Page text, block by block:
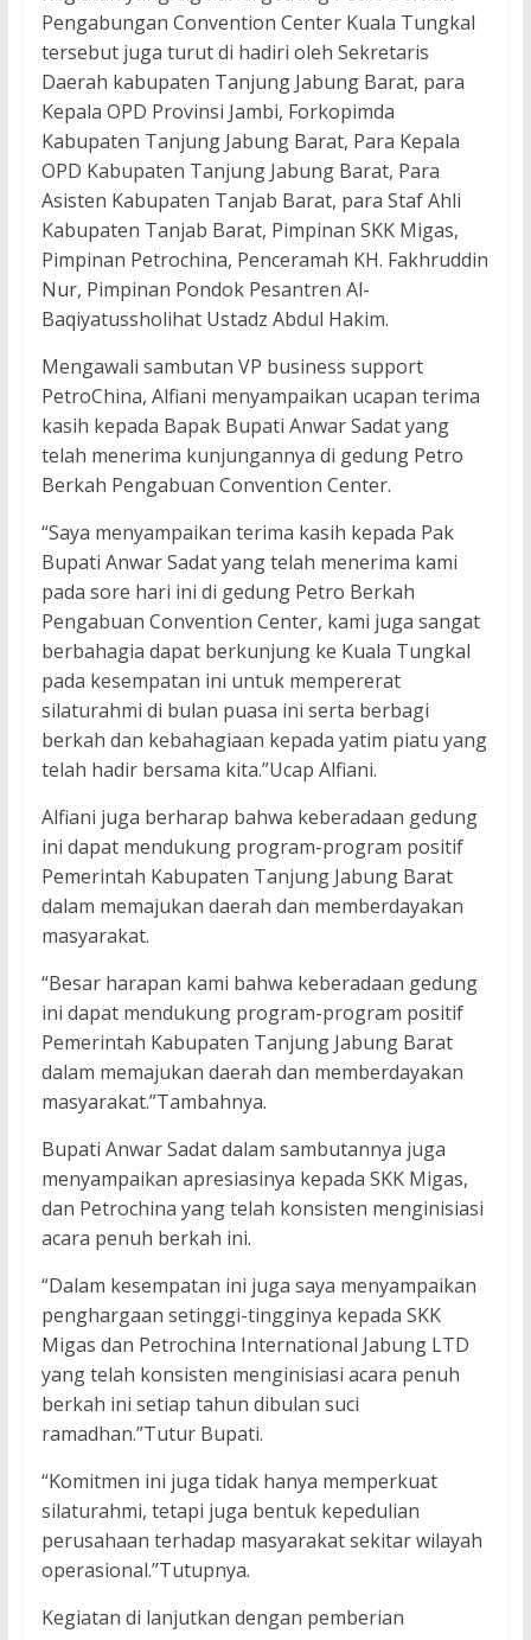
Pengabungan Convention Center Kuala Tungkal
tersebut juga turut di hadiri oleh Sekretaris
Daerah kabupaten Tanjung Jabung Barat, para
Kepala OPD Provinsi Jambi, Forkopimda
Kabupaten Tanjung Jabung Barat, Para Kepala
OPD Kabupaten Tanjung Jabung Barat, Para
Asisten Kabupaten Tanjab Barat, para Staf Ahli
Kabupaten Tanjab Barat, Pimpinan SKK Migas,
Pimpinan Petrochina, Penceramah KH. Fakhruddin
Nur, Pimpinan Pondok Pesantren Al-
Baqiyatussholihat Ustadz Abdul Hakim.
Mengawali sambutan VP business support
PetroChina, Alfiani menyampaikan ucapan terima
kasih kepada Bapak Bupati Anwar Sadat yang
telah menerima kunjungannya di gedung Petro
Berkah Pengabuan Convention Center.
“Saya menyampaikan terima kasih kepada Pak
Bupati Anwar Sadat yang telah menerima kami
pada sore hari ini di gedung Petro Berkah
Pengabuan Convention Center, kami juga sangat
berbahagia dapat berkunjung ke Kuala Tungkal
pada kesempatan ini untuk mempererat
silaturahmi di bulan puasa ini serta berbagi
berkah dan kebahagiaan kepada yatim piatu yang
telah hadir bersama kita.”Ucap Alfiani.
Alfiani juga berharap bahwa keberadaan gedung
ini dapat mendukung program-program positif
Pemerintah Kabupaten Tanjung Jabung Barat
dalam memajukan daerah dan memberdayakan
masyarakat.
“Besar harapan kami bahwa keberadaan gedung
ini dapat mendukung program-program positif
Pemerintah Kabupaten Tanjung Jabung Barat
dalam memajukan daerah dan memberdayakan
masyarakat.”Tambahnya.
Bupati Anwar Sadat dalam sambutannya juga
menyampaikan apresiasinya kepada SKK Migas,
dan Petrochina yang telah konsisten menginisiasi
acara penuh berkah ini.
“Dalam kesempatan ini juga saya menyampaikan
penghargaan setinggi-tingginya kepada SKK
Migas dan Petrochina International Jabung LTD
yang telah konsisten menginisiasi acara penuh
berkah ini setiap tahun dibulan suci
ramadhan.”Tutur Bupati.
“Komitmen ini juga tidak hanya memperkuat
silaturahmi, tetapi juga bentuk kepedulian
perusahaan terhadap masyarakat sekitar wilayah
operasional.”Tutupnya.
Kegiatan di lanjutkan dengan pemberian